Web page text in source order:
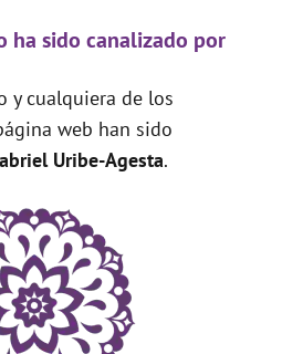
ha sido canalizado por
y cualquiera de los
web han sido
Uribe-Agesta.